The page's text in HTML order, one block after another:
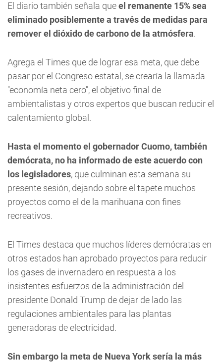
El diario también señala queel remanente 15% sea
eliminado posiblemente a través de medidas para
remover el dióxido de carbono de la atmósfera.
Agrega el Times que de lograr esa meta, que debe
pasar por el Congreso estatal, se crearía la llamada
"economía neta cero", el objetivo final de
ambientalistas y otros expertos que buscan reducir el
calentamiento global.
Hasta el momento el gobernador Cuomo, también
demócrata, no ha informado de este acuerdo con
los legisladores, que culminan esta semana su
presente sesión, dejando sobre el tapete muchos
proyectos como el de la marihuana con fines
recreativos.
El Times destaca que muchos líderes demócratas en
otros estados han aprobado proyectos para reducir
los gases de invernadero en respuesta a los
insistentes esfuerzos de la administración del
presidente Donald Trump de dejar de lado las
regulaciones ambientales para las plantas
generadoras de electricidad.
Sin embargo la meta de Nueva York sería la más